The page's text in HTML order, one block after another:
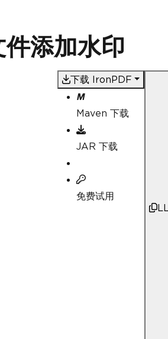
添加水印
下载 IronPDF
Maven 下载
JAR 下载
免费试用